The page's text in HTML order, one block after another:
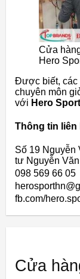
Cửa
Hero
Được biết, các
chuyên môn
với Hero Sport
Thông tin liên
Số 19 Nguyễn
tư Nguyễn
098 569 66 05
fb.com/
Cửa